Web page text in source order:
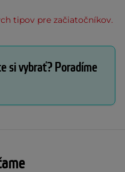
tipov pre začiatočníkov.
si vybrať? Poradíme